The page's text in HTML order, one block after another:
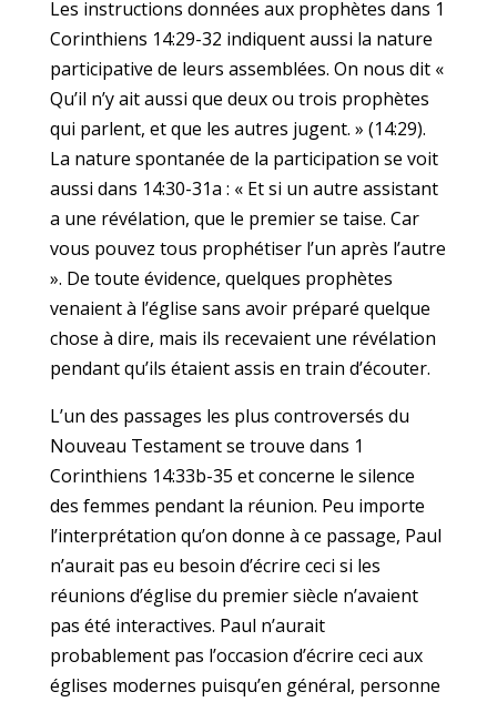
Les instructions données aux prophètes dans 1
Corinthiens 14:29-32 indiquent aussi la nature
participative de leurs assemblées. On nous dit «
Qu’il n’y ait aussi que deux ou trois prophètes
qui parlent, et que les autres jugent. » (14:29).
La nature spontanée de la participation se voit
aussi dans 14:30-31a : « Et si un autre assistant
a une révélation, que le premier se taise. Car
vous pouvez tous prophétiser l’un après l’autre
». De toute évidence, quelques prophètes
venaient à l’église sans avoir préparé quelque
chose à dire, mais ils recevaient une révélation
pendant qu’ils étaient assis en train d’écouter.
L’un des passages les plus controversés du
Nouveau Testament se trouve dans 1
Corinthiens 14:33b-35 et concerne le silence
des femmes pendant la réunion. Peu importe
l’interprétation qu’on donne à ce passage, Paul
n’aurait pas eu besoin d’écrire ceci si les
réunions d’église du premier siècle n’avaient
pas été interactives. Paul n’aurait
probablement pas l’occasion d’écrire ceci aux
églises modernes puisqu’en général, personne